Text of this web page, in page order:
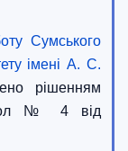
Сумського
імені А. С.
рішенням
№ 4 від